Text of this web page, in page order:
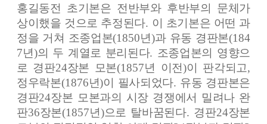
홍길동전 초기본은 전반부와 후반부의 문체가
상이했을 것으로 추정된다. 이 초기본은 어떤 과
정을 거쳐 조종업본(1850년)과 유동 경판본(184
7년)의 두 계열로 분리된다. 조종업본의 영향으
로 경판24장본 모본(1857년 이전)이 판각되고,
정우락본(1876년)이 필사되었다. 유동 경판본은
경판24장본 모본과의 시장 경쟁에서 밀려나 완
판36장본(1857년)으로 탈바꿈된다. 경판24장본